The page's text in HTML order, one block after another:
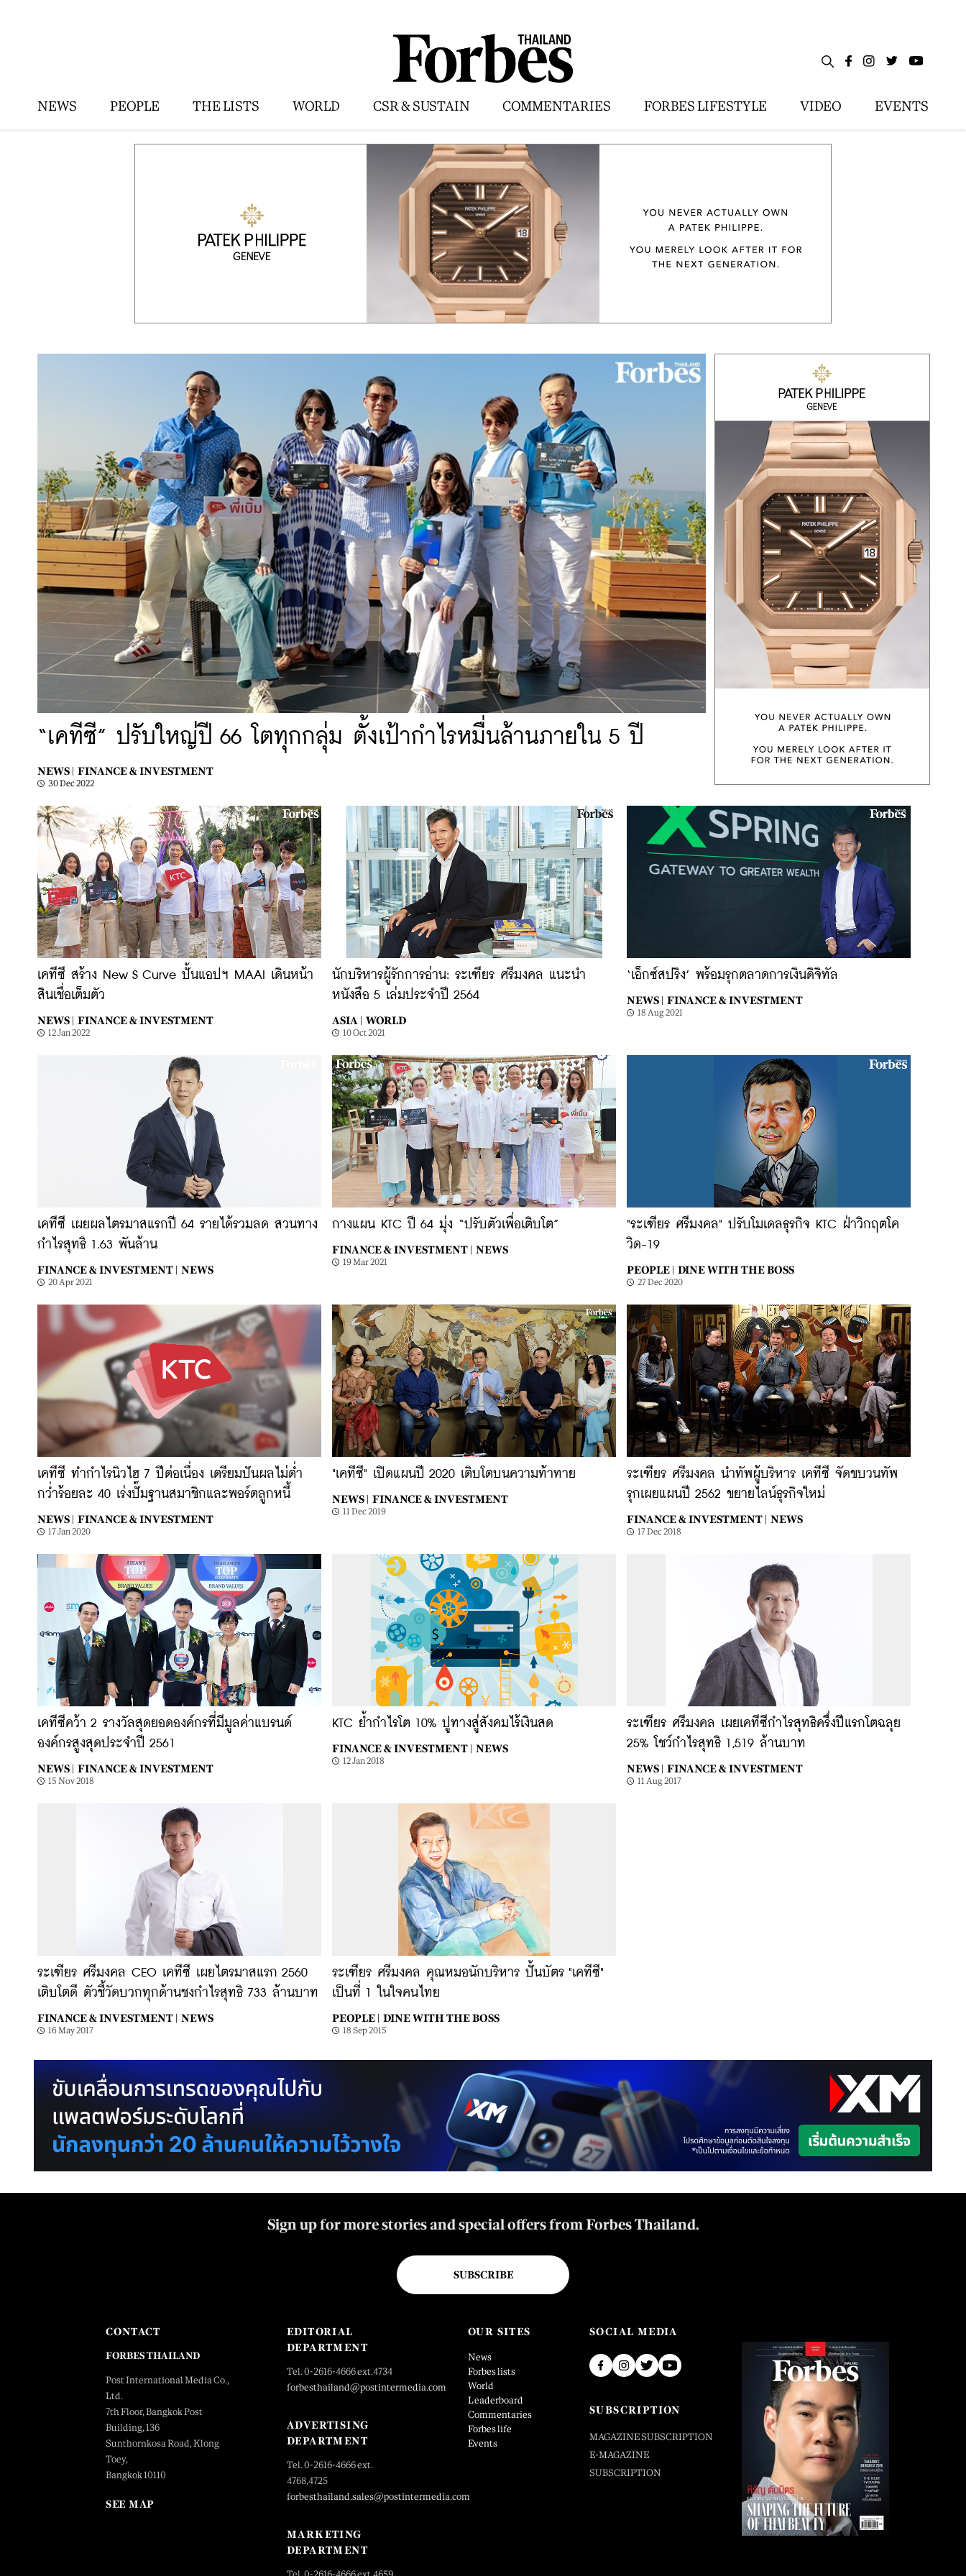
NEWS PEOPLE THE LISTS WORLD CSR & SUSTAIN COMMENTARIES FORBES LIFESTYLE VIDEO EVENTS
“เคทีซี” ปรับใหญ่ปี 66 โตทุกกลุ่ม ตั้งเป้ากำไรหมื่นล้านภายใน 5 ปี
NEWS | FINANCE & INVESTMENT
30 Dec 2022
เคทีซี สร้าง New S Curve ปั้นแอปฯ MAAI เดินหน้า
สินเชื่อเต็มตัว
NEWS | FINANCE & INVESTMENT
12 Jan 2022
นักบริหารผู้รักการอ่าน: ระเฑียร ศรีมงคล แนะนำ
หนังสือ 5 เล่มประจำปี 2564
ASIA | WORLD
10 Oct 2021
‘เอ็กซ์สปริง’ พร้อมรุกตลาดการเงินดิจิทัล
NEWS | FINANCE & INVESTMENT
18 Aug 2021
เคทีซี เผยผลไตรมาสแรกปี 64 รายได้รวมลด สวนทาง
กำไรสุทธิ 1.63 พันล้าน
FINANCE & INVESTMENT | NEWS
20 Apr 2021
กางแผน KTC ปี 64 มุ่ง “ปรับตัวเพื่อเติบโต”
FINANCE & INVESTMENT | NEWS
19 Mar 2021
"ระเฑียร ศรีมงคล" ปรับโมเดลธุรกิจ KTC ฝ่าวิกฤตโค
วิด-19
PEOPLE | DINE WITH THE BOSS
27 Dec 2020
เคทีซี ทำกำไรนิวไฮ 7 ปีต่อเนื่อง เตรียมปันผลไม่ต่ำ
กว่ำร้อยละ 40 เร่งปั๊มฐานสมาชิกและพอร์ตลูกหนี้
NEWS | FINANCE & INVESTMENT
17 Jan 2020
"เคทีซี" เปิดแผนปี 2020 เติบโตบนความท้าทาย
NEWS | FINANCE & INVESTMENT
11 Dec 2019
ระเฑียร ศรีมงคล นำทัพผู้บริหาร เคทีซี จัดขบวนทัพ
รุกเผยแผนปี 2562 ขยายไลน์ธุรกิจใหม่
FINANCE & INVESTMENT | NEWS
17 Dec 2018
เคทีซีคว้า 2 รางวัลสุดยอดองค์กรที่มีมูลค่าแบรนด์
องค์กรสูงสุดประจำปี 2561
NEWS | FINANCE & INVESTMENT
15 Nov 2018
KTC ย้ำกำไรโต 10% ปูทางสู่สังคมไร้เงินสด
FINANCE & INVESTMENT | NEWS
12 Jan 2018
ระเฑียร ศรีมงคล เผยเคทีซีกำไรสุทธิครึ่งปีแรกโตฉลุย
25% โชว์กำไรสุทธิ 1,519 ล้านบาท
NEWS | FINANCE & INVESTMENT
11 Aug 2017
ระเฑียร ศรีมงคล CEO เคทีซี เผยไตรมาสแรก 2560
เติบโตดี ตัวชี้วัดบวกทุกด้านชงกำไรสุทธิ 733 ล้านบาท
FINANCE & INVESTMENT | NEWS
16 May 2017
ระเฑียร ศรีมงคล คุณหมอนักบริหาร ปั้นบัตร "เคทีซี"
เป็นที่ 1 ในใจคนไทย
PEOPLE | DINE WITH THE BOSS
18 Sep 2015
Sign up for more stories and special offers from Forbes Thailand.
SUBSCRIBE
CONTACT
FORBES THAILAND
Post International Media Co.,
Ltd.
7th Floor, Bangkok Post
Building, 136
Sunthornkosa Road, Klong
Toey,
Bangkok 10110
SEE MAP
EDITORIAL
DEPARTMENT
Tel. 0-2616-4666 ext.4734
forbesthailand@postintermedia.com
ADVERTISING
DEPARTMENT
Tel. 0-2616-4666 ext.
4768,4725
forbesthailand.sales@postintermedia.com
MARKETING
DEPARTMENT
OUR SITES
News
Forbes lists
World
Leaderboard
Commentaries
Forbes life
Events
SOCIAL MEDIA
SUBSCRIPTION
MAGAZINE SUBSCRIPTION
E-MAGAZINE
SUBSCRIPTION